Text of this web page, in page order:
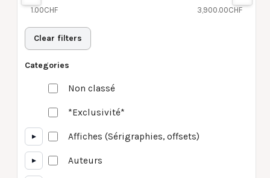
1.00CHF 3,900.00CHF
Clear filters
Categories
Non classé
*Exclusivité*
▸ Affiches (Sérigraphies, offsets)
▸ Auteurs